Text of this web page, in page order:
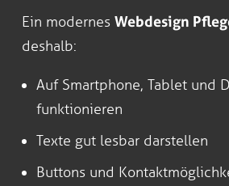
Ein modernes Webdesign
deshalb:
Auf Smartphone, Tablet und
funktionieren
Texte gut lesbar darstellen
Buttons und